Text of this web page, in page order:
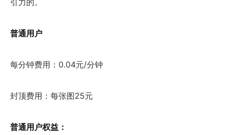
引力的。
普通用户
每分钟费用：0.04元/分钟
封顶费用：每张图25元
普通用户权益：